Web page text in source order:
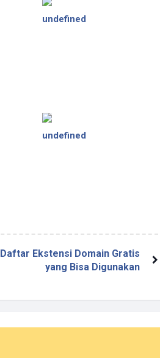
undefined
undefined
Daftar Ekstensi Domain Gratis
yang Bisa Digunakan